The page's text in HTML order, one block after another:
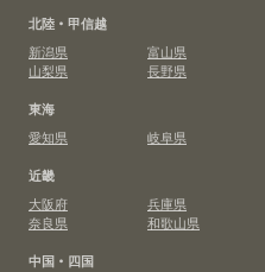
北陸・甲信越
新潟県
富山県
山梨県
長野県
東海
愛知県
岐阜県
近畿
大阪府
兵庫県
奈良県
和歌山県
中国・四国